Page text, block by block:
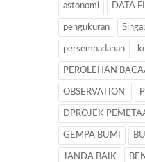
astonomi DATA
pengukuran
persempadanan
PEROLEHAN
OBSERVATION’
DPROJEK
GEMPA BUMI
JANDA BAIK